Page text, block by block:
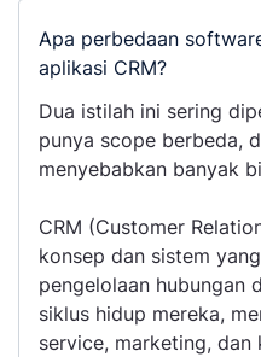
Apa perbedaan
aplikasi CRM?
Dua istilah ini sering
punya scope berbeda,
menyebabkan banyak
CRM (Customer
konsep dan sistem
pengelolaan hubungan
siklus hidup mereka,
service, marketing,